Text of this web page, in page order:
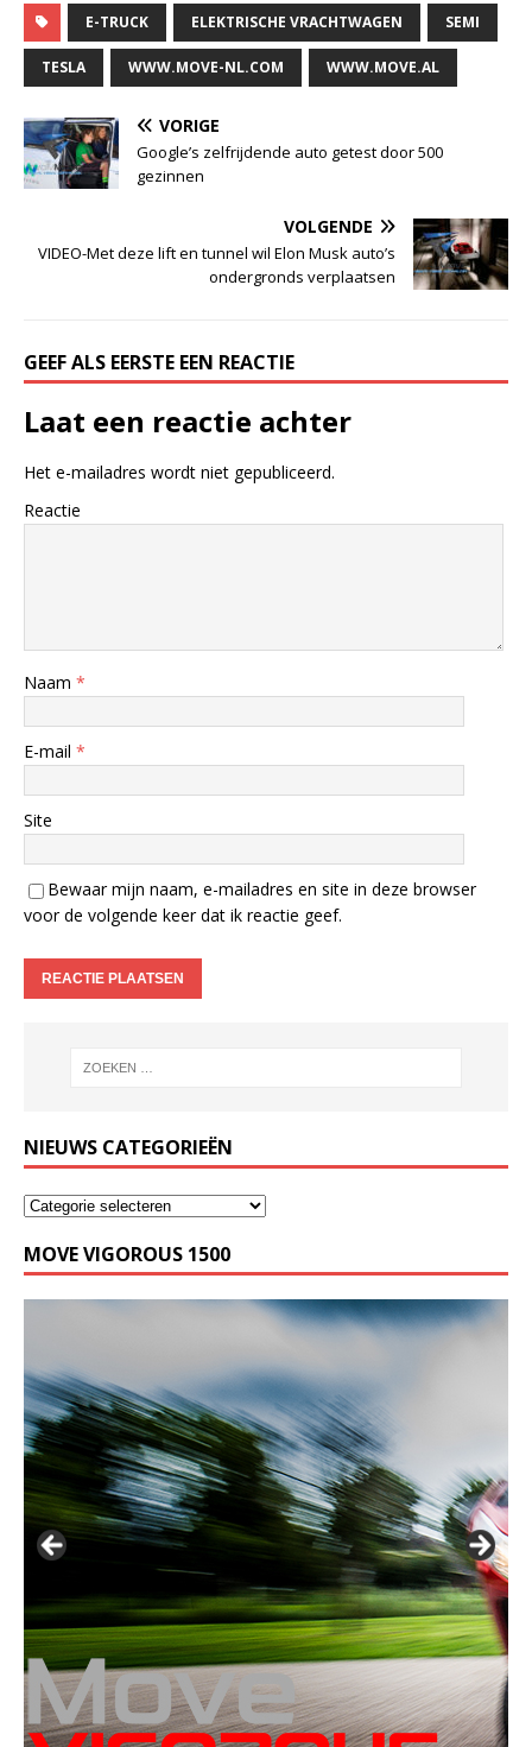
E-TRUCK ELEKTRISCHE VRACHTWAGEN SEMI
TESLA WWW.MOVE-NL.COM WWW.MOVE.AL
VORIGE
Google’s zelfrijdende auto getest door 500
gezinnen
VOLGENDE
VIDEO-Met deze lift en tunnel wil Elon Musk auto’s
ondergronds verplaatsen
GEEF ALS EERSTE EEN REACTIE
Laat een reactie achter
Het e-mailadres wordt niet gepubliceerd.
Reactie
Naam *
E-mail *
Site
Bewaar mijn naam, e-mailadres en site in deze browser
voor de volgende keer dat ik reactie geef.
NIEUWS CATEGORIEËN
MOVE VIGOROUS 1500